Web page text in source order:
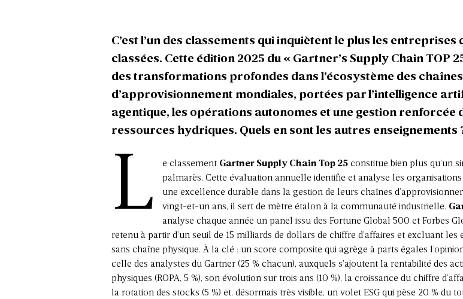
C’est l’un des classements qui inquiètent le plus les entreprises
classées. Cette édition 2025 du « Gartner’s Supply Chain TOP
des transformations profondes dans l’écosystème des chaînes
d’approvisionnement mondiales, portées par l’intelligence
agentique, les opérations autonomes et une gestion renforcée
ressources hydriques. Quels en sont les autres enseignements
L e classement Gartner Supply Chain Top 25 constitue bien plus qu’un
palmarès. Cette évaluation annuelle identifie et analyse les
une excellence durable dans la gestion de leurs chaînes
vingt-et-un ans, il sert de mètre étalon à la communauté industrielle.
analyse chaque année un panel issu des Fortune Global 500 et Forbes
retenu à partir d’un seuil de 15 milliards de dollars de chiffre d’affaires et excluant les
sans chaîne physique. À la clé : un score composite qui agrège à parts égales
celle des analystes du Gartner (25 % chacun), auxquels s’ajoutent la rentabilité des
physiques (ROPA, 5 %), son évolution sur trois ans (10 %), la croissance du chiffre
la rotation des stocks (5 %) et, désormais très visible, un volet ESG qui pèse 20 % du